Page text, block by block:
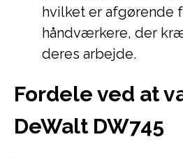
hvilket er afgørende
håndværkere, der
deres arbejde.
Fordele ved at
DeWalt DW745